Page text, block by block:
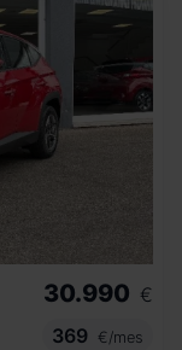
30.990 €
369
€/mes